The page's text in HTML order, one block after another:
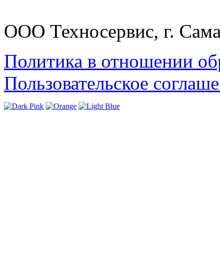
ООО Техносервис, г.
Политика в отношении
Пользовательское